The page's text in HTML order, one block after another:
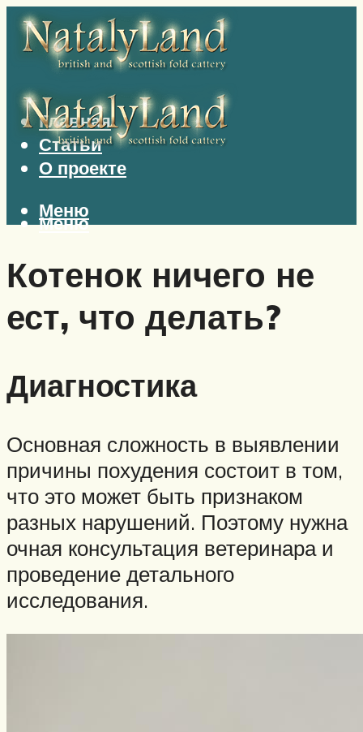
Главная
Статьи
О проекте
Меню
Меню
Котенок ничего не
ест, что делать?
Диагностика
Основная сложность в выявлении
причины похудения состоит в том,
что это может быть признаком
разных нарушений. Поэтому нужна
очная консультация ветеринара и
проведение детального
исследования.